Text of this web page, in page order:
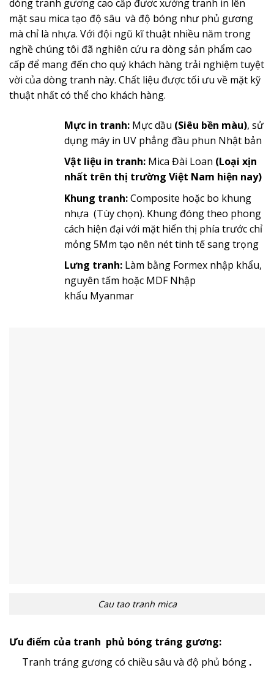
dòng tranh gương cao cấp đươc xưởng tranh in lên
mặt sau mica tạo độ sâu và độ bóng như phủ gương
mà chỉ là nhựa. Với đội ngũ kĩ thuật nhiều năm trong
nghề chúng tôi đã nghiên cứu ra dòng sản phẩm cao
cấp để mang đến cho quý khách hàng trải nghiệm tuyệt
vời của dòng tranh này. Chất liệu được tối ưu về mặt kỹ
thuật nhất có thể cho khách hàng.
Mực in tranh:Mực dầu (Siêu bền màu), sử
dụng máy in UV phẳng đầu phun Nhật bản
Vật liệu in tranh:Mica Đài Loan (Loại xịn
nhất trên thị trường Việt Nam hiện nay)
Khung tranh:Composite hoặc bo khung
nhựa (Tùy chọn). Khung đóng theo phong
cách hiện đại với mặt hiển thị phía trước chỉ
mỏng 5Mm tạo nên nét tinh tế sang trọng
Lưng tranh:Làm bằng Formex nhập khẩu,
nguyên tấm hoặc MDF Nhập
khẩu Myanmar
Cau tao tranh mica
Ưu điểm của tranh phủ bóng tráng gương:
Tranh tráng gương có chiều sâu và độ phủ bóng .